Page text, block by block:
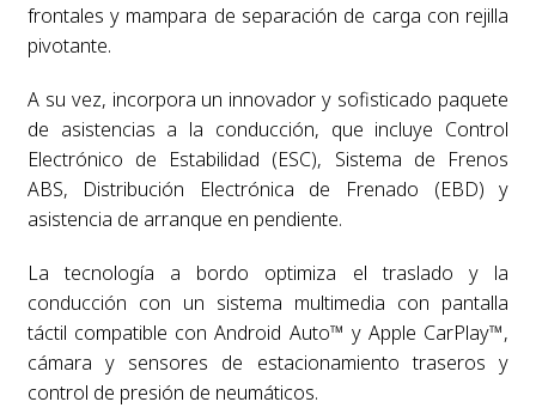
frontales y mampara de separación de carga con rejilla
pivotante.
A su vez, incorpora un innovador y sofisticado paquete
de asistencias a la conducción, que incluye Control
Electrónico de Estabilidad (ESC), Sistema de Frenos
ABS, Distribución Electrónica de Frenado (EBD) y
asistencia de arranque en pendiente.
La tecnología a bordo optimiza el traslado y la
conducción con un sistema multimedia con pantalla
táctil compatible con Android Auto™ y Apple CarPlay™,
cámara y sensores de estacionamiento traseros y
control de presión de neumáticos.